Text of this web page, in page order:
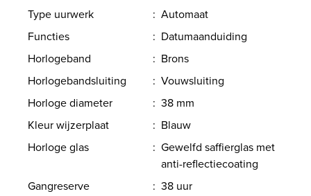
Type uurwerk
: Automaat
Functies
: Datumaanduiding
Horlogeband
: Brons
Horlogebandsluiting
: Vouwsluiting
Horloge diameter
: 38 mm
Kleur wijzerplaat
: Blauw
Horloge glas
: Gewelfd saffierglas met
anti-reflectiecoating
Gangreserve
: 38 uur